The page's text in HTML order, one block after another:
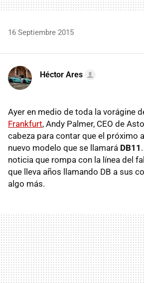
16 Septiembre 2015
Héctor Ares
Ayer en medio de toda la vorágine
Frankfurt, Andy Palmer, CEO de
cabeza para contar que el próximo
nuevo modelo que se llamará DB11
noticia que rompa con la línea del
que lleva años llamando DB a sus
algo más.